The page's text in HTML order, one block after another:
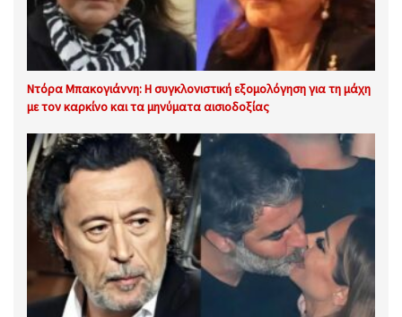
Ντόρα Μπακογιάννη: Η συγκλονιστική εξομολόγηση για τη μάχη
με τον καρκίνο και τα μηνύματα αισιοδοξίας